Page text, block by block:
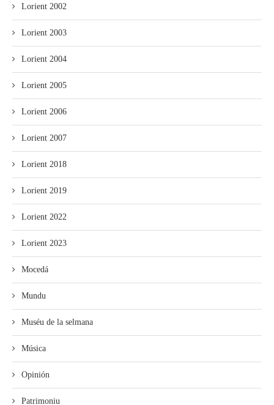
Lorient 2002
Lorient 2003
Lorient 2004
Lorient 2005
Lorient 2006
Lorient 2007
Lorient 2018
Lorient 2019
Lorient 2022
Lorient 2023
Mocedá
Mundu
Muséu de la selmana
Música
Opinión
Patrimoniu